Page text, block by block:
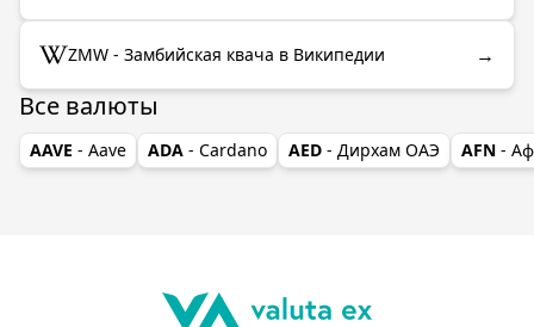
ZMW - Замбийская квача в Википедии →
Все валюты
AAVE - Aave ADA - Cardano AED - Дирхам ОАЭ AFN -